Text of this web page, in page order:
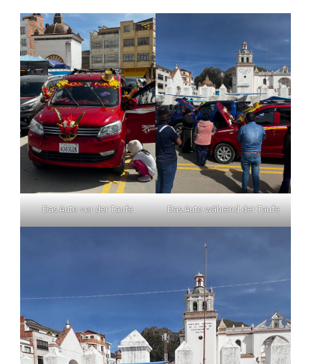
Das Auto vor der Taufe Das Auto während der Taufe